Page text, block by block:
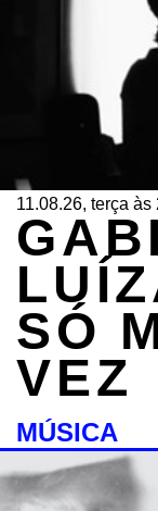
11.08.26, terça às
SÓ
VEZ
MÚSICA